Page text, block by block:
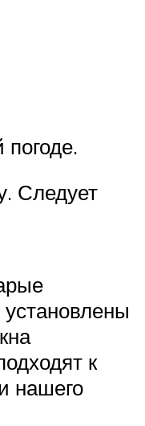
Следует
к
нашего